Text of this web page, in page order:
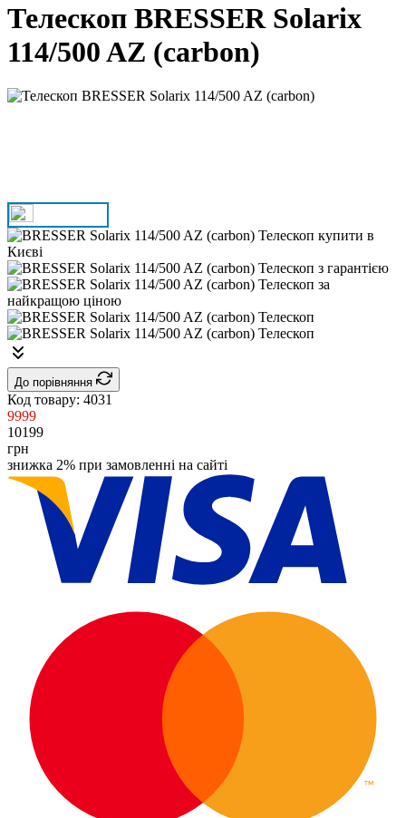
Телескоп BRESSER Solarix
114/500 AZ (carbon)
До порівняння
Код товару: 4031
9999
10199
грн
знижка 2% при замовленні на сайті